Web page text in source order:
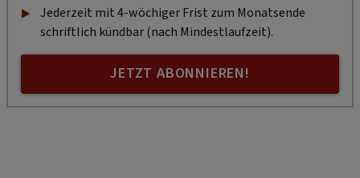
Jederzeit mit 4-wöchiger Frist zum Monatsende
schriftlich kündbar (nach Mindestlaufzeit).
JETZT ABONNIEREN!